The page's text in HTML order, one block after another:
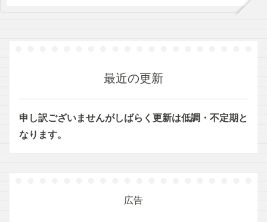
最近の更新
申し訳ございませんがしばらく更新は低調・不定期と
なります。
広告